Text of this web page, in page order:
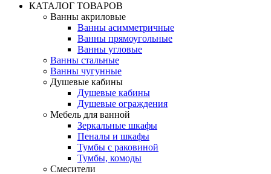
КАТАЛОГ ТОВАРОВ
Ванны акриловые
Ванны асимметричные
Ванны прямоугольные
Ванны угловые
Ванны стальные
Ванны чугунные
Душевые кабины
Душевые кабины
Душевые ограждения
Мебель для ванной
Зеркальные шкафы
Пеналы и шкафы
Тумбы с раковиной
Тумбы, комоды
Смесители